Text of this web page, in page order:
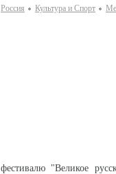
Россия Культура и Спорт
фестивалю "Великое